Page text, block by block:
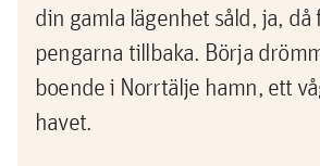
din gamla lägenhet såld, ja, då
pengarna tillbaka. Börja
boende i Norrtälje hamn, ett
havet.